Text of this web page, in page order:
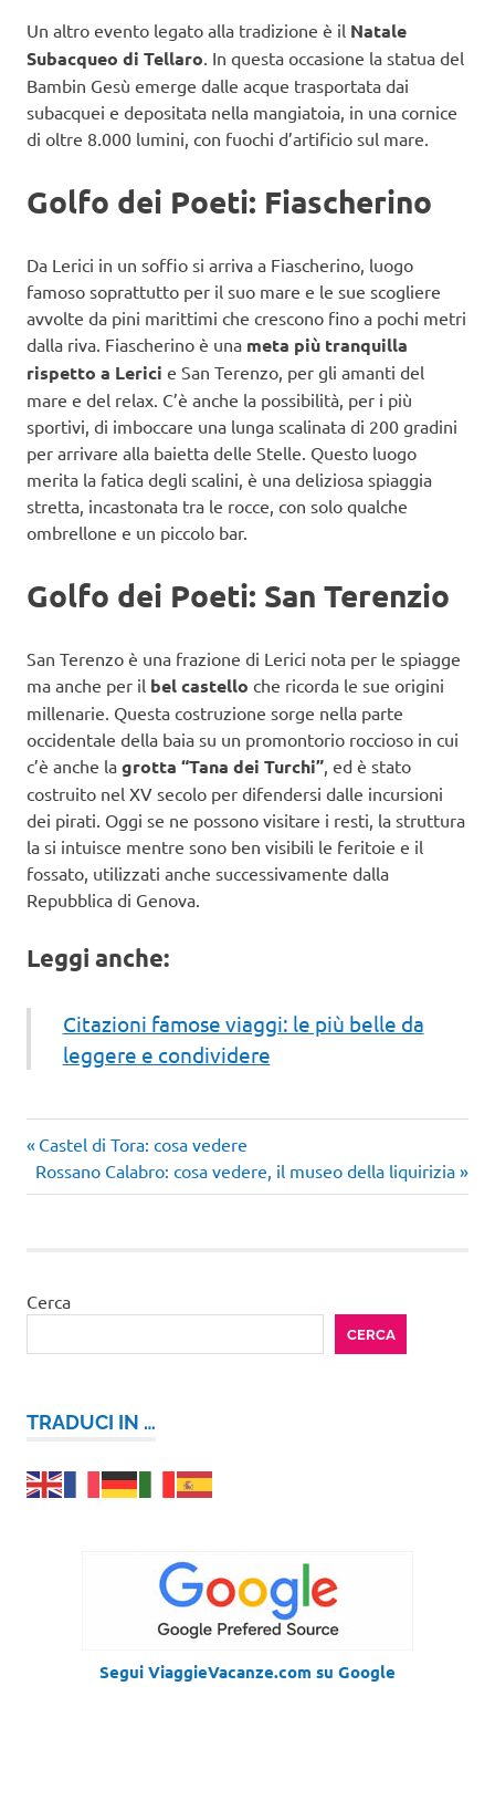
Un altro evento legato alla tradizione è il Natale
Subacqueo di Tellaro. In questa occasione la statua del
Bambin Gesù emerge dalle acque trasportata dai
subacquei e depositata nella mangiatoia, in una cornice
di oltre 8.000 lumini, con fuochi d’artificio sul mare.
Golfo dei Poeti: Fiascherino
Da Lerici in un soffio si arriva a Fiascherino, luogo
famoso soprattutto per il suo mare e le sue scogliere
avvolte da pini marittimi che crescono fino a pochi metri
dalla riva. Fiascherino è una meta più tranquilla
rispetto a Lerici e San Terenzo, per gli amanti del
mare e del relax. C’è anche la possibilità, per i più
sportivi, di imboccare una lunga scalinata di 200 gradini
per arrivare alla baietta delle Stelle. Questo luogo
merita la fatica degli scalini, è una deliziosa spiaggia
stretta, incastonata tra le rocce, con solo qualche
ombrellone e un piccolo bar.
Golfo dei Poeti: San Terenzio
San Terenzo è una frazione di Lerici nota per le spiagge
ma anche per il bel castello che ricorda le sue origini
millenarie. Questa costruzione sorge nella parte
occidentale della baia su un promontorio roccioso in cui
c’è anche la grotta “Tana dei Turchi”, ed è stato
costruito nel XV secolo per difendersi dalle incursioni
dei pirati. Oggi se ne possono visitare i resti, la struttura
la si intuisce mentre sono ben visibili le feritoie e il
fossato, utilizzati anche successivamente dalla
Repubblica di Genova.
Leggi anche:
Citazioni famose viaggi: le più belle da
leggere e condividere
Navigazione
articoli
Articolo
precedente:
Castel di Tora: cosa vedere
Articolo
successivo:
Rossano Calabro: cosa vedere, il museo della liquirizia
Cerca
CERCA
TRADUCI IN …
Segui ViaggieVacanze.com su Google